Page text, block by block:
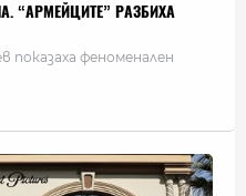
“АРМЕЙЦИТЕ” РАЗБИХА
феноменален